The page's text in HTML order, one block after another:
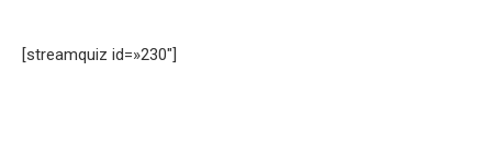
[streamquiz id=»230″]